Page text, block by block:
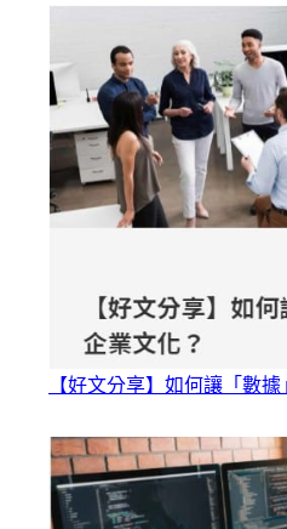
【好文分享】如何讓「數